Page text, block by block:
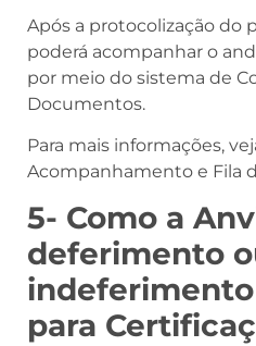
Após a protocolização do
poderá acompanhar o
por meio do sistema de
Documentos.
Para mais informações,
Acompanhamento e Fila
5- Como a
deferimento
para